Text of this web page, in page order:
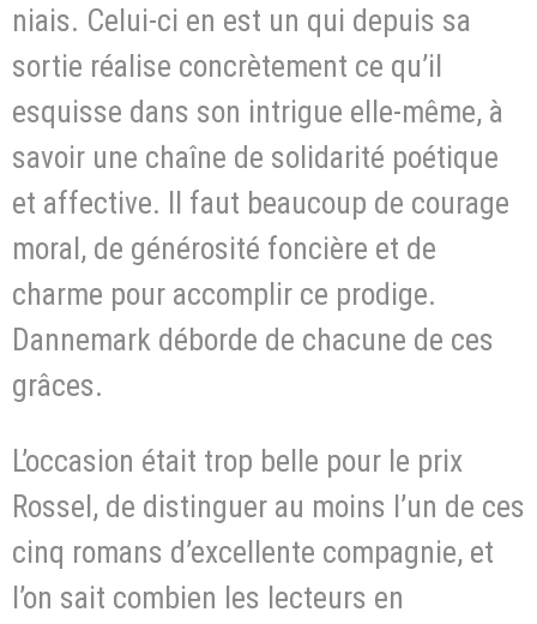
niais. Celui-ci en est un qui depuis sa
sortie réalise concrètement ce qu’il
esquisse dans son intrigue elle-même, à
savoir une chaîne de solidarité poétique
et affective. Il faut beaucoup de courage
moral, de générosité foncière et de
charme pour accomplir ce prodige.
Dannemark déborde de chacune de ces
grâces.
L’occasion était trop belle pour le prix
Rossel, de distinguer au moins l’un de ces
cinq romans d’excellente compagnie, et
l’on sait combien les lecteurs en